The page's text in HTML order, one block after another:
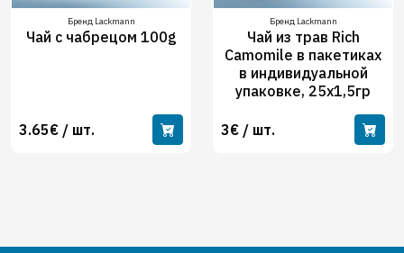
Бренд Lackmann
Чай с чабрецом 100g
3.65€ / шт.
Бренд Lackmann
Чай из трав Rich
Camomile в пакетиках
в индивидуальной
упаковке, 25х1,5гр
3€ / шт.